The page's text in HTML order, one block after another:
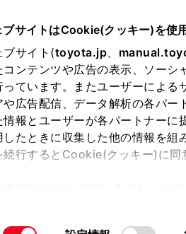
ブサイトはCookie(クッキー)を使用
ブサイト(toyota.jp、
コンテンツや広告の表示、ソーシ
っています。またユーザーによる
や広告配信、データ解析の各パ
情報とユーザーが各パートナー
したときに収集した他の情報を
続行するとCookie(クッキー)に同
トピックス
現在地を取得できませ
該当する地域・都道府
北海道 旭川
の魅力 3つの買い方 オンライ